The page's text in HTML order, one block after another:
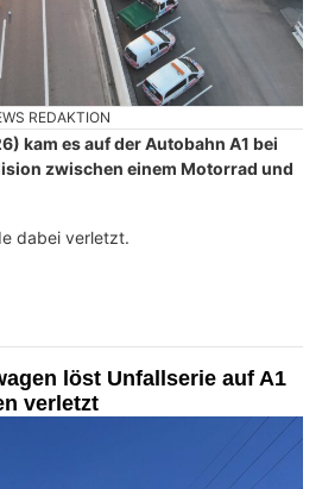
REDAKTION
kam es auf der Autobahn A1 bei
zwischen einem Motorrad und
dabei verletzt.
löst Unfallserie auf A1
verletzt